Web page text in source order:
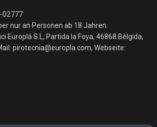
02777
nur an Personen ab 18 Jahren.
Europlá S.L, Partida la Foya, 46868 Bèlgida,
pirotecnia@europla.com, Webseite: